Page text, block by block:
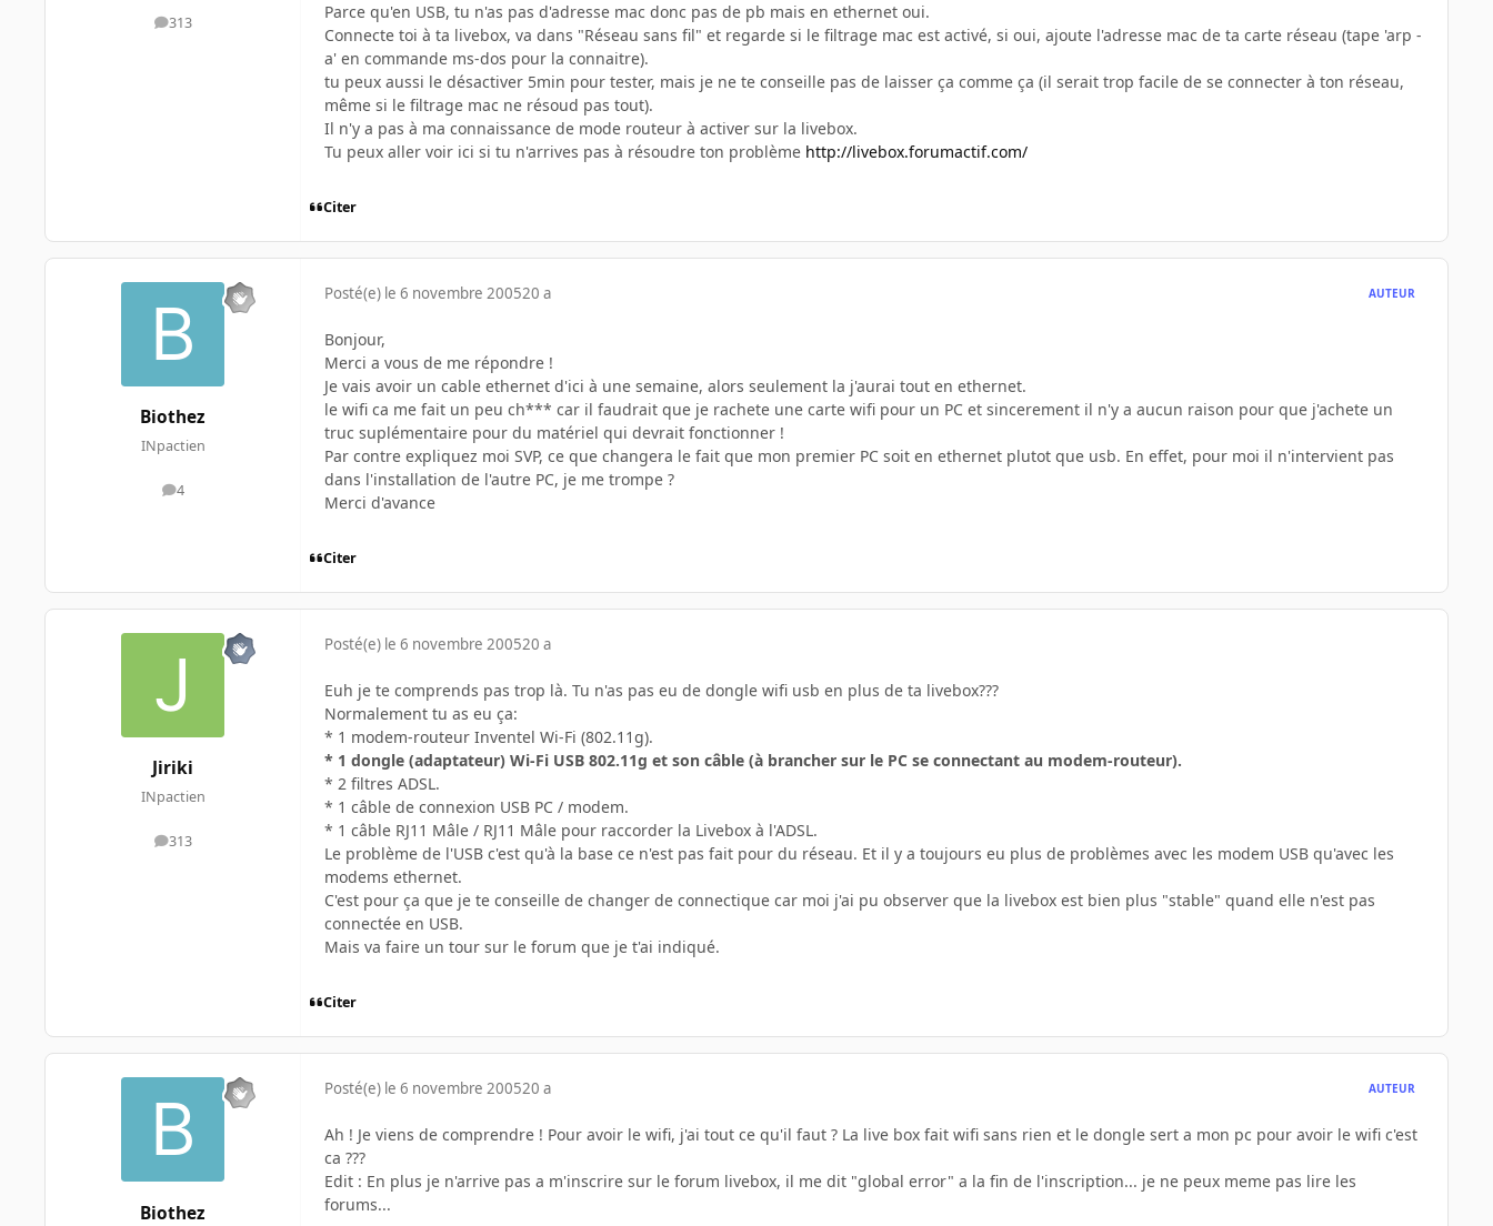
313
messages
Parce qu'en USB, tu n'as pas d'adresse mac donc pas de pb mais en ethernet oui.
Connecte toi à ta livebox, va dans "Réseau sans fil" et regarde si le filtrage mac est activé, si oui, ajoute l'adresse mac de ta carte réseau (tape 'arp -
a' en commande ms-dos pour la connaitre).
tu peux aussi le désactiver 5min pour tester, mais je ne te conseille pas de laisser ça comme ça (il serait trop facile de se connecter à ton réseau,
même si le filtrage mac ne résoud pas tout).
Il n'y a pas à ma connaissance de mode routeur à activer sur la livebox.
Tu peux aller voir ici si tu n'arrives pas à résoudre ton problème http://livebox.forumactif.com/
Citer
Biothez
INpactien
4
messages
Posté(e) le 6 novembre 200520 a AUTEUR
Bonjour,
Merci a vous de me répondre !
Je vais avoir un cable ethernet d'ici à une semaine, alors seulement la j'aurai tout en ethernet.
le wifi ca me fait un peu ch*** car il faudrait que je rachete une carte wifi pour un PC et sincerement il n'y a aucun raison pour que j'achete un
truc suplémentaire pour du matériel qui devrait fonctionner !
Par contre expliquez moi SVP, ce que changera le fait que mon premier PC soit en ethernet plutot que usb. En effet, pour moi il n'intervient pas
dans l'installation de l'autre PC, je me trompe ?
Merci d'avance
Citer
Jiriki
INpactien
313
messages
Posté(e) le 6 novembre 200520 a
Euh je te comprends pas trop là. Tu n'as pas eu de dongle wifi usb en plus de ta livebox???
Normalement tu as eu ça:
* 1 modem-routeur Inventel Wi-Fi (802.11g).
* 1 dongle (adaptateur) Wi-Fi USB 802.11g et son câble (à brancher sur le PC se connectant au modem-routeur).
* 2 filtres ADSL.
* 1 câble de connexion USB PC / modem.
* 1 câble RJ11 Mâle / RJ11 Mâle pour raccorder la Livebox à l'ADSL.
Le problème de l'USB c'est qu'à la base ce n'est pas fait pour du réseau. Et il y a toujours eu plus de problèmes avec les modem USB qu'avec les
modems ethernet.
C'est pour ça que je te conseille de changer de connectique car moi j'ai pu observer que la livebox est bien plus "stable" quand elle n'est pas
connectée en USB.
Mais va faire un tour sur le forum que je t'ai indiqué.
Citer
Biothez
Posté(e) le 6 novembre 200520 a AUTEUR
Ah ! Je viens de comprendre ! Pour avoir le wifi, j'ai tout ce qu'il faut ? La live box fait wifi sans rien et le dongle sert a mon pc pour avoir le wifi c'est
ca ???
Edit : En plus je n'arrive pas a m'inscrire sur le forum livebox, il me dit "global error" a la fin de l'inscription... je ne peux meme pas lire les
forums...